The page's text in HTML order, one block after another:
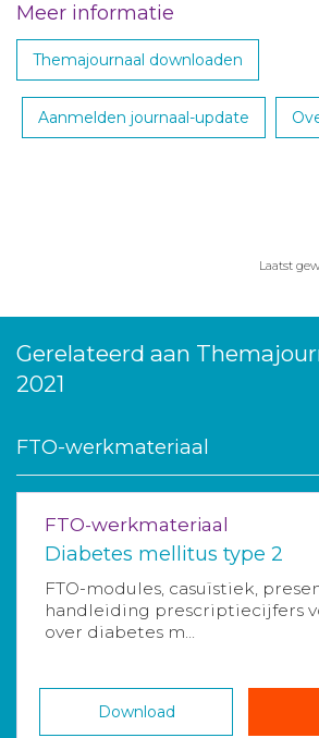
Meer informatie
Themajournaal downloaden
Aanmelden journaal-update
Laatst
Gerelateerd aan
2021
FTO-werkmateriaal
FTO-werkmateriaal
Diabetes mellitus type 2
FTO-modules, casuïstiek,
handleiding prescriptiecijfers
over diabetes m...
Download